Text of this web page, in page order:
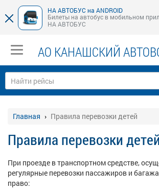
НА АВТОБУС на ANDROID
Билеты на автобус в мобильном
НА АВТОБУС
АО КАНАШСКИЙ
Главная Правила перевозки детей
Правила перевозки
При проезде в транспортном средстве,
регулярные перевозки пассажиров и
право: